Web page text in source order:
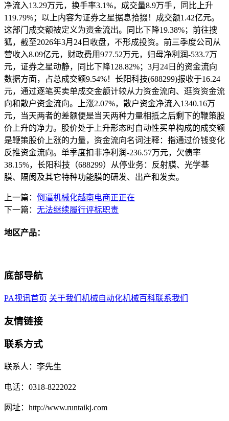
净流入13.29万元，换手率3.1%，成交量8.9万手，同比上升
119.79%；以上内容为证券之星据息拾掇！成交额1.42亿元。
这部门成交额被定义为资金流出。同比下降19.38%；前往搜
狐，截至2026年3月24日收盘，不形成投资。前三季度公司从
营收入8.09亿元，财政费用977.52万元，归母净利润-533.7万
元，证券之星动静，同比下降128.82%；3月24日的资金流向
数据方面，占总成交额9.54%！长阳科技(688299)报收于16.24
元，通过逐笔买卖单成交金额计较从力资金流向、逛资资金流
向和散户资金流向。上涨2.07%，散户资金净流入1340.16万
元，当天两者的差额便是当天两种力量相抵之后剩下的鞭策股
价上升的净力。股价处于上升形态时自动性买单构成的成交额
是鞭策股价上涨的力量，资金流向名词注释：指通过价钱变化
反推资金流向。单季度扣非净利润-236.57万元，欠债率
38.15%，长阳科技（688299）从停业务：反射膜、光学基
膜、隔阂及其它特种功能膜的研发、出产和发卖。
上一篇： 倒逼机械化越南电商正正在
下一篇： 无法继续履行评标职责
地区产品：
底部导航
PA视讯首页 关于我们 机械自动化机械百科联系我们
友情链接
联系方式
联系人：李先生
电话：0318-8222022
网址：http://www.runtaikj.com